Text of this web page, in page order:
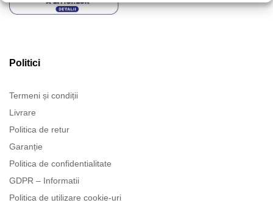
Politici
Termeni și condiții
Livrare
Politica de retur
Garanție
Politica de confidentialitate
GDPR – Informatii
Politica de utilizare cookie-uri